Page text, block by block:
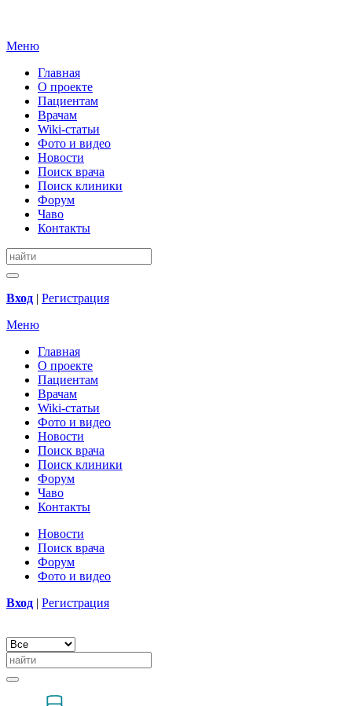
Меню
Главная
О проекте
Пациентам
Врачам
Wiki-статьи
Фото и видео
Новости
Поиск врача
Поиск клиники
Форум
Чаво
Контакты
Вход | Регистрация
Меню
Главная
О проекте
Пациентам
Врачам
Wiki-статьи
Фото и видео
Новости
Поиск врача
Поиск клиники
Форум
Чаво
Контакты
Новости
Поиск врача
Форум
Фото и видео
Вход | Регистрация